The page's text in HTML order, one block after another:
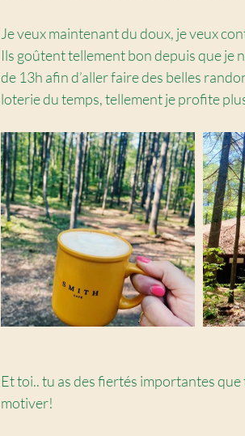
Je veux maintenant du doux, je veux
Ils goûtent tellement bon depuis que je
de 13h afin d’aller faire des belles
loterie du temps, tellement je profite
Et toi.. tu as des fiertés importantes
motiver!